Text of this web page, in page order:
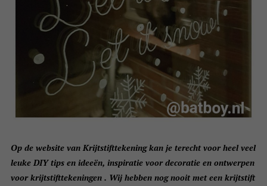
Op de website van Krijtstifttekening kan je terecht voor heel veel
leuke DIY tips en ideeën, inspiratie voor decoratie en ontwerpen
voor krijtstifttekeningen . Wij hebben nog nooit met een krijtstift